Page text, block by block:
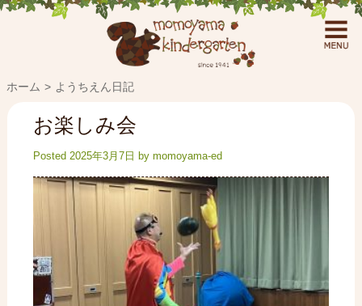
ホーム ようちえん日記
お楽しみ会
Posted 2025年3月7日 by momoyama-ed